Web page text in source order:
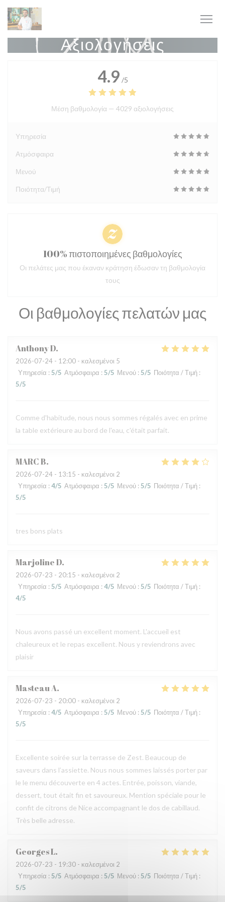
Πίνακας διαχείρισης "Μπισκότων" (Cookies)
Αξιολογήσεις
Οι βαθμολογίες πελατών μας
AnthonyD
2026-07-24 - 12:00 - καλεσμένοι 5
Υπηρεσία : 5/5 Ατμόσφαιρα : 5/5 Μενού : 5/5 Ποιότητα / Τιμή :
5/5
Comme d'habitude, nous nous sommes régalés avec en prime
la table extérieure au bord de l'eau, c'était parfait.
MARCB
2026-07-24 - 13:15 - καλεσμένοι 2
Υπηρεσία : 4/5 Ατμόσφαιρα : 5/5 Μενού : 5/5 Ποιότητα / Τιμή :
5/5
tres bons plats
MarjolineD
2026-07-23 - 20:15 - καλεσμένοι 2
Υπηρεσία : 5/5 Ατμόσφαιρα : 4/5 Μενού : 5/5 Ποιότητα / Τιμή :
4/5
Nous avons passé un excellent moment. L'accueil est
chaleureux et le repas excellent. Nous y reviendrons avec
plaisir
MasteauA
2026-07-23 - 20:00 - καλεσμένοι 2
Υπηρεσία : 4/5 Ατμόσφαιρα : 5/5 Μενού : 5/5 Ποιότητα / Τιμή :
5/5
Excellente soirée sur la terrasse de Zest. Beaucoup de
saveurs dans l’assiette. Nous nous sommes laissés porter par
le le menu découverte en 4 actes. Entrée, poisson, viande,
dessert, tout était fin et savoureux. Mention spéciale pour le
confit de citrons de Nice accompagnant le dos de cabillaud.
Très belle adresse.
GeorgesL
2026-07-23 - 19:30 - καλεσμένοι 2
Υπηρεσία : 5/5 Ατμόσφαιρα : 5/5 Μενού : 5/5 Ποιότητα / Τιμή :
5/5
4.9 /5
Μέση βαθμολογία — 4029 αξιολογήσεις
Υπηρεσία
Ατμόσφαιρα
Μενού
Ποιότητα/Τιμή
100% πιστοποιημένες βαθμολογίες
Οι πελάτες μας που έκαναν κράτηση έδωσαν τη βαθμολογία
τους